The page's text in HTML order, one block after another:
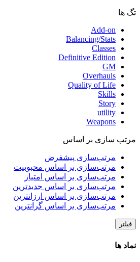
تگ ها
Add-on
Balancing/Stats
Classes
Definitive Edition
GM
Overhauls
Quality of Life
Skills
Story
utility
Weapons
مرتب سازی بر اساس
مرتب‌سازی پیشفرض
مرتب‌سازی بر اساس محبوبیت
مرتب‌سازی بر اساس امتیاز
مرتب‌سازی بر اساس جدیدترین
مرتب‌سازی بر اساس ارزانترین
مرتب‌سازی بر اساس گرانترین
فیلتر
نماد ها